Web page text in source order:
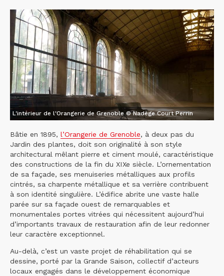
L'intérieur de l'Orangerie de Grenoble © Nadège Court Perrin
Bâtie en 1895, l’Orangerie de Grenoble, à deux pas du
Jardin des plantes, doit son originalité à son style
architectural mêlant pierre et ciment moulé, caractéristique
des constructions de la fin du XIXe siècle. L’ornementation
de sa façade, ses menuiseries métalliques aux profils
cintrés, sa charpente métallique et sa verrière contribuent
à son identité singulière. L’édifice abrite une vaste halle
parée sur sa façade ouest de remarquables et
monumentales portes vitrées qui nécessitent aujourd’hui
d’importants travaux de restauration afin de leur redonner
leur caractère exceptionnel.
Au-delà, c’est un vaste projet de réhabilitation qui se
dessine, porté par la Grande Saison, collectif d’acteurs
locaux engagés dans le développement économique